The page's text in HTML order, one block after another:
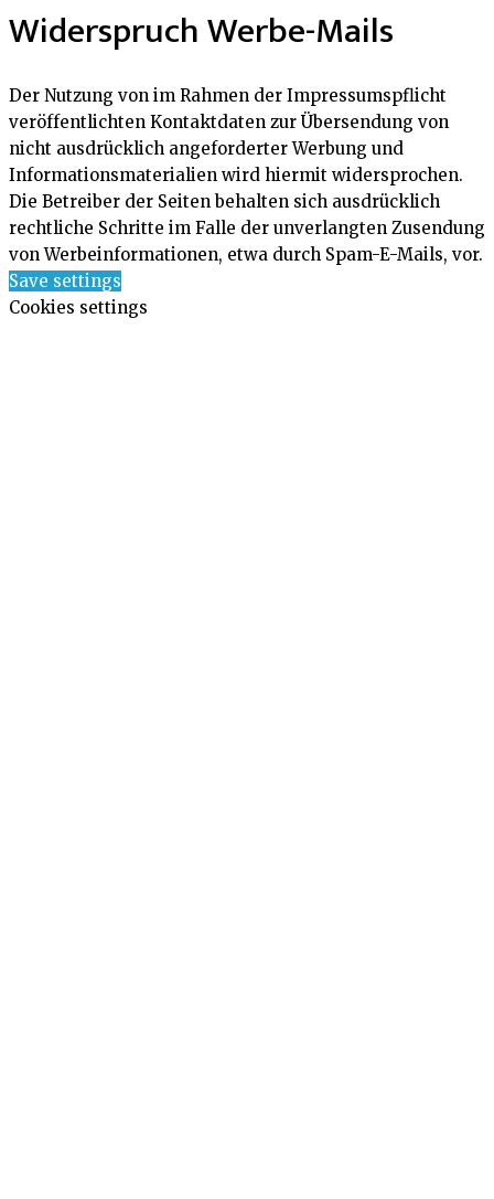
Widerspruch Werbe-Mails
Der Nutzung von im Rahmen der Impressumspflicht
veröffentlichten Kontaktdaten zur Übersendung von
nicht ausdrücklich angeforderter Werbung und
Informationsmaterialien wird hiermit widersprochen.
Die Betreiber der Seiten behalten sich ausdrücklich
rechtliche Schritte im Falle der unverlangten Zusendung
von Werbeinformationen, etwa durch Spam-E-Mails, vor.
Save settings
Cookies settings